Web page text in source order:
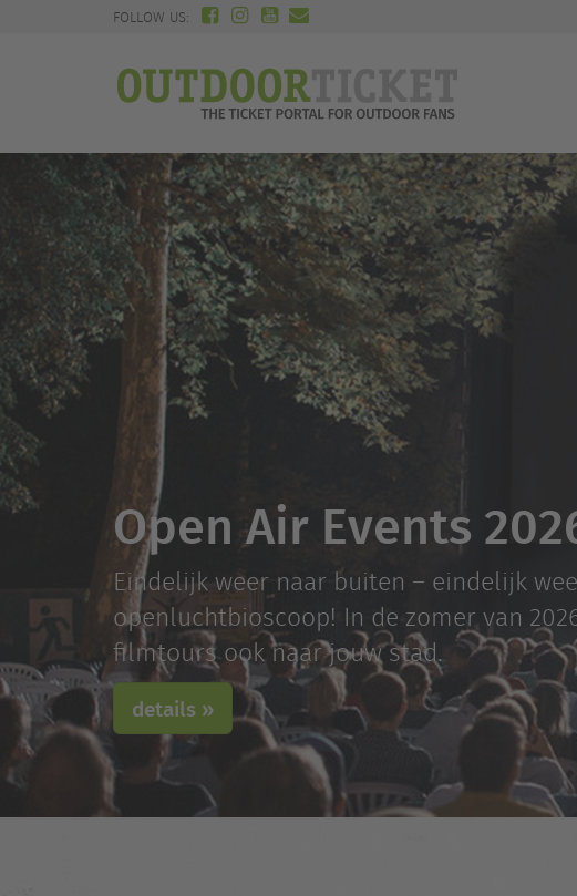
FOLLOW US:
Open Air Events
Eindelijk weer naar buiten – eindelijk
openluchtbioscoop! In de zomer van
filmtours ook naar jouw stad.
details »